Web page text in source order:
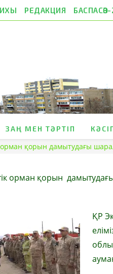
РЕДАКЦИЯ
ЗАҢ МЕН ТӘРТІП
қорын дамытудағы
орман қорын
ҚР